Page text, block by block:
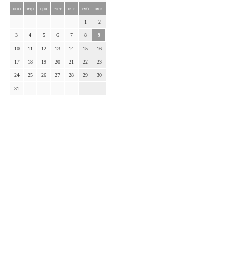
пон втр срд чет пят суб вск
1 2
3 4 5 6 7 8 9
10 11 12 13 14 15 16
17 18 19 20 21 22 23
24 25 26 27 28 29 30
31